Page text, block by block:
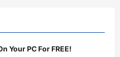
Your PC For FREE!